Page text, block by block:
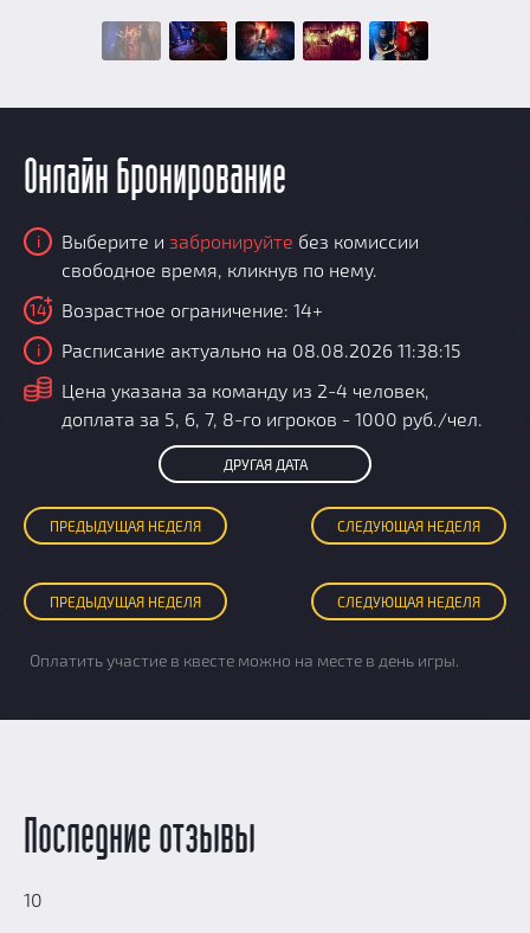
Онлайн бронирование
i Выберите и забронируйте без комиссии
свободное время, кликнув по нему.
14 Возрастное ограничение: 14+
i Расписание актуально на 08.08.2026 11:38:15
i
Цена указана за команду из 2-4 человек,
доплата за 5, 6, 7, 8-го игроков - 1000 руб./чел.
ДРУГАЯ ДАТА
ПРЕДЫДУЩАЯ НЕДЕЛЯ СЛЕДУЮЩАЯ НЕДЕЛЯ
ПРЕДЫДУЩАЯ НЕДЕЛЯ СЛЕДУЮЩАЯ НЕДЕЛЯ
Оплатить участие в квесте можно на месте в день игры.
Последние отзывы
10